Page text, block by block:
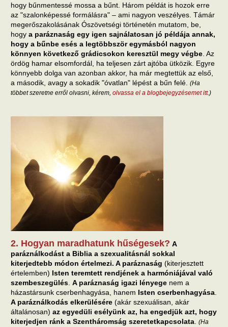
hogy bűnmentessé mossa a bűnt. Három példát is hozok erre
az "szalonképessé formálásra" – ami nagyon veszélyes. Támár
megerőszakolásának Ószövetségi történetén mutatom, be,
hogy a paráznaság egy igen sajnálatosan jó példája annak,
hogy a bűnbe esés a legtöbbször egymásból nagyon
könnyen következő grádicsokon keresztül megy végbe . Az
ördög hamar elsomfordál, ha teljesen zárt ajtóba ütközik. Egyre
könnyebb dolga van azonban akkor, ha már megtettük az első,
a második, avagy a sokadik "óvatlan" lépést a bűn felé. (Ha
többet szeretne erről olvasni, kérem, olvassa el a blogbejegyzésemet itt.)
2. Hogyan maradhatunk hűségesek? A
paráználkodást a Biblia a szexualitásnál sokkal
kiterjedtebb módon értelmezi. A paráznaság (kiterjesztett
értelemben) Isten teremtett rendjének a harmóniájával való
szembeszegülés A paráznaság igazi lényege nem a
házastársunk cserbenhagyása, hanem Isten cserbenhagyása
A paráználkodás elkerülésére (akár szexuálisan, akár
általánosan) az egyedüli esélyünk az, ha engedjük azt, hogy
kiterjedjen ránk a Szentháromság szeretetkapcsolata (Ha